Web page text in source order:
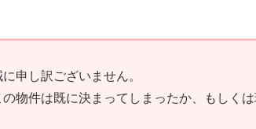
に申し訳ございません。
の物件は既に決まってしまったか、もしくは